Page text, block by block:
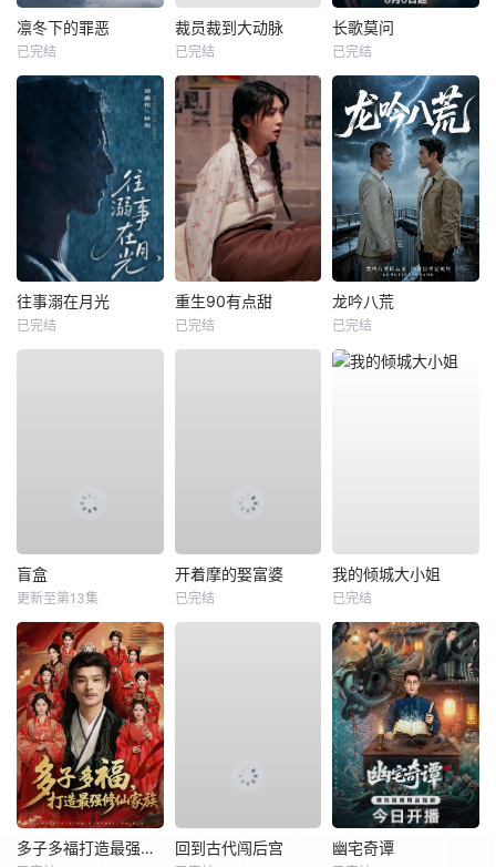
凛冬下的罪恶
已完结
裁员裁到大动脉
已完结
长歌莫问
已完结
往事溺在月光
已完结
重生90有点甜
已完结
龙吟八荒
已完结
盲盒
更新至第13集
开着摩的娶富婆
已完结
我的倾城大小姐
已完结
多子多福打造最强修仙家族 回到古代闯后宫 幽宅奇谭